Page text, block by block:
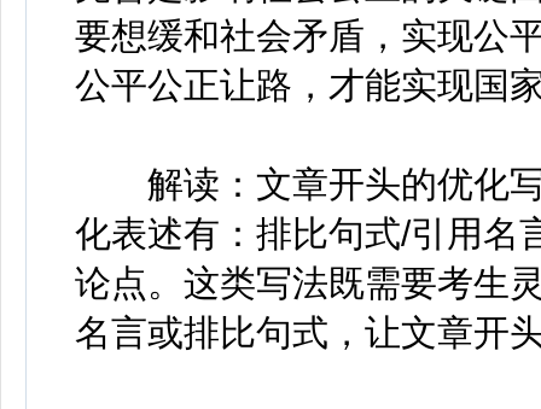
要想缓和社会矛盾，实现公
公平公正让路，才能实现国
解读：文章开头的优化写
化表述有：排比句式/引用
论点。这类写法既需要考生
名言或排比句式，让文章开